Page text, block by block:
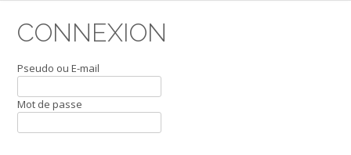
CONNEXION
Pseudo ou E-mail
Mot de passe